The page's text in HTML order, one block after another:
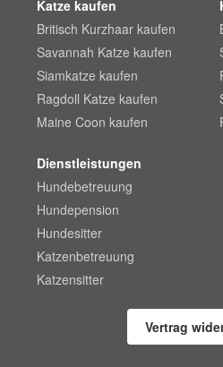
Katze kaufen
Britisch Kurzhaar kaufen
Savannah Katze kaufen
Siamkatze kaufen
Ragdoll Katze kaufen
Maine Coon kaufen
Dienstleistungen
Hundebetreuung
Hundepension
Hundesitter
Katzenbetreuung
Katzensitter
Vertrag